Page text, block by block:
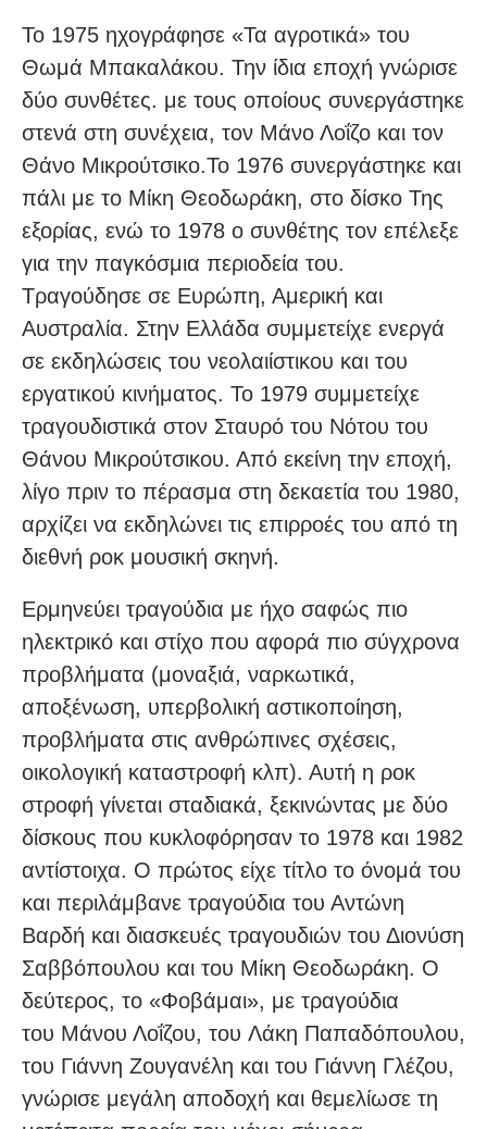
Το 1975 ηχογράφησε «Τα αγροτικά» του
Θωμά Μπακαλάκου. Την ίδια εποχή γνώρισε
δύο συνθέτες. με τους οποίους συνεργάστηκε
στενά στη συνέχεια, τον Μάνο Λοΐζο και τον
Θάνο Μικρούτσικο.Το 1976 συνεργάστηκε και
πάλι με το Μίκη Θεοδωράκη, στο δίσκο Της
εξορίας, ενώ το 1978 ο συνθέτης τον επέλεξε
για την παγκόσμια περιοδεία του.
Τραγούδησε σε Ευρώπη, Αμερική και
Αυστραλία. Στην Ελλάδα συμμετείχε ενεργά
σε εκδηλώσεις του νεολαιίστικου και του
εργατικού κινήματος. Το 1979 συμμετείχε
τραγουδιστικά στον Σταυρό του Νότου του
Θάνου Μικρούτσικου. Από εκείνη την εποχή,
λίγο πριν το πέρασμα στη δεκαετία του 1980,
αρχίζει να εκδηλώνει τις επιρροές του από τη
διεθνή ροκ μουσική σκηνή.
Ερμηνεύει τραγούδια με ήχο σαφώς πιο
ηλεκτρικό και στίχο που αφορά πιο σύγχρονα
προβλήματα (μοναξιά, ναρκωτικά,
αποξένωση, υπερβολική αστικοποίηση,
προβλήματα στις ανθρώπινες σχέσεις,
οικολογική καταστροφή κλπ). Αυτή η ροκ
στροφή γίνεται σταδιακά, ξεκινώντας με δύο
δίσκους που κυκλοφόρησαν το 1978 και 1982
αντίστοιχα. Ο πρώτος είχε τίτλο το όνομά του
και περιλάμβανε τραγούδια του Αντώνη
Βαρδή και διασκευές τραγουδιών του Διονύση
Σαββόπουλου και του Μίκη Θεοδωράκη. Ο
δεύτερος, το «Φοβάμαι», με τραγούδια
του Μάνου Λοΐζου, του Λάκη Παπαδόπουλου,
του Γιάννη Ζουγανέλη και του Γιάννη Γλέζου,
γνώρισε μεγάλη αποδοχή και θεμελίωσε τη